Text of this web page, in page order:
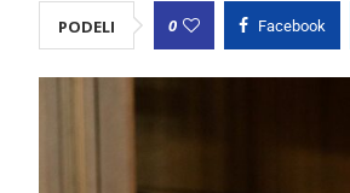
PODELI 0 Facebook